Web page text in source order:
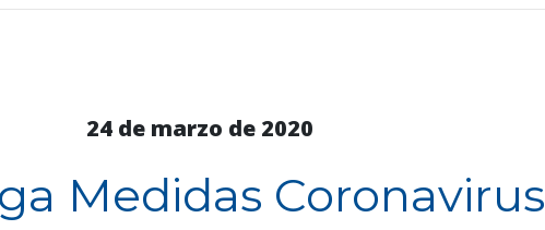
24 de marzo de 2020
Medidas Coronavirus